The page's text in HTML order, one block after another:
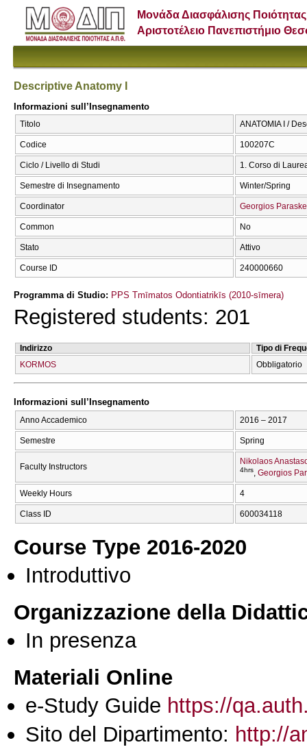
Μονάδα Διασφάλισης Ποιότητας
Αριστοτέλειο Πανεπιστήμιο
Descriptive Anatomy I
Informazioni sull’Insegnamento
Titolo ΑΝΑΤΟΜΙΑ Ι /
Codice 100207C
Ciclo / Livello di Studi 1. Corso di
Semestre di Insegnamento Winter/Spring
Coordinator Georgios
Common No
Stato Attivo
Course ID 240000660
Programma di Studio: PPS Tmīmatos Odontiatrikīs (2010-sīmera)
Registered students: 201
Indirizzo
Tipo di
KORMOS
Obbligatorio
Informazioni sull’Insegnamento
Anno Accademico 2016 – 2017
Semestre Spring
Faculty Instructors
Nikolaos
4hrs Georgios
Weekly Hours 4
Class ID 600034118
Course Type 2016-2020
Introduttivo
Organizzazione della
In presenza
Materiali Online
e-Study Guide https://
Sito del Dipartimento: http://